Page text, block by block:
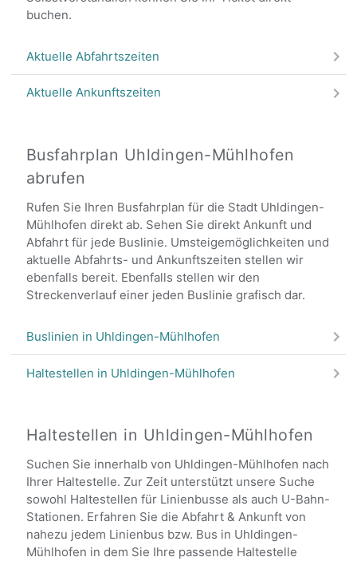
buchen.
Aktuelle Abfahrtszeiten
Aktuelle Ankunftszeiten
Busfahrplan Uhldingen-Mühlhofen
abrufen
Rufen Sie Ihren Busfahrplan für die Stadt Uhldingen-
Mühlhofen direkt ab. Sehen Sie direkt Ankunft und
Abfahrt für jede Buslinie. Umsteigemöglichkeiten und
aktuelle Abfahrts- und Ankunftszeiten stellen wir
ebenfalls bereit. Ebenfalls stellen wir den
Streckenverlauf einer jeden Buslinie grafisch dar.
Buslinien in Uhldingen-Mühlhofen
Haltestellen in Uhldingen-Mühlhofen
Haltestellen in Uhldingen-Mühlhofen
Suchen Sie innerhalb von Uhldingen-Mühlhofen nach
Ihrer Haltestelle. Zur Zeit unterstützt unsere Suche
sowohl Haltestellen für Linienbusse als auch U-Bahn-
Stationen. Erfahren Sie die Abfahrt & Ankunft von
nahezu jedem Linienbus bzw. Bus in Uhldingen-
Mühlhofen in dem Sie Ihre passende Haltestelle